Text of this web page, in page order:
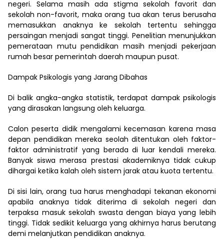
negeri. Selama masih ada stigma sekolah favorit dan
sekolah non-favorit, maka orang tua akan terus berusaha
memasukkan anaknya ke sekolah tertentu sehingga
persaingan menjadi sangat tinggi. Penelitian menunjukkan
pemerataan mutu pendidikan masih menjadi pekerjaan
rumah besar pemerintah daerah maupun pusat.
Dampak Psikologis yang Jarang Dibahas
Di balik angka-angka statistik, terdapat dampak psikologis
yang dirasakan langsung oleh keluarga.
Calon peserta didik mengalami kecemasan karena masa
depan pendidikan mereka seolah ditentukan oleh faktor-
faktor administratif yang berada di luar kendali mereka.
Banyak siswa merasa prestasi akademiknya tidak cukup
dihargai ketika kalah oleh sistem jarak atau kuota tertentu.
Di sisi lain, orang tua harus menghadapi tekanan ekonomi
apabila anaknya tidak diterima di sekolah negeri dan
terpaksa masuk sekolah swasta dengan biaya yang lebih
tinggi. Tidak sedikit keluarga yang akhirnya harus berutang
demi melanjutkan pendidikan anaknya.